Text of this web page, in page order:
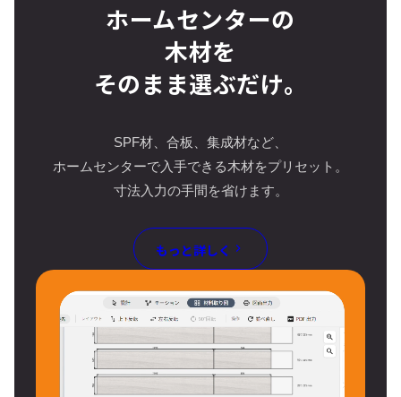
ホームセンターの
木材を
そのまま選ぶだけ。
SPF材、合板、集成材など、
ホームセンターで入手できる木材をプリセット。
寸法入力の手間を省けます。
もっと詳しく